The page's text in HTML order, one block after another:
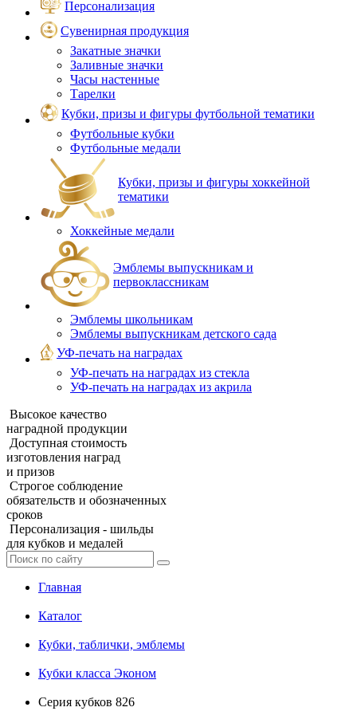
Персонализация
Сувенирная продукция
Закатные значки
Заливные значки
Часы настенные
Тарелки
Кубки, призы и фигуры футбольной тематики
Футбольные кубки
Футбольные медали
Кубки, призы и фигуры хоккейной
тематики
Хоккейные медали
Эмблемы выпускникам и
первоклассникам
Эмблемы школьникам
Эмблемы выпускникам детского сада
УФ-печать на наградах
УФ‑печать на наградах из стекла
УФ-печать на наградах из акрила
Высокое качество
наградной продукции
Доступная стоимость
изготовления наград
и призов
Строгое соблюдение
обязательств и обозначенных
сроков
Персонализация - шильды
для кубков и медалей
Главная
Каталог
Кубки, таблички, эмблемы
Кубки класса Эконом
Серия кубков 826